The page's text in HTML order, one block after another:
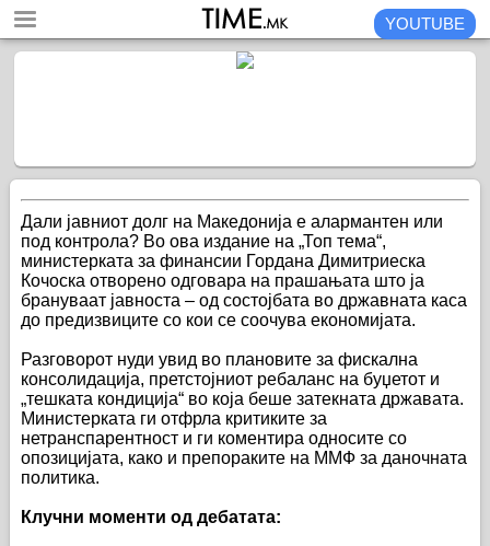
YOUTUBE
Дали јавниот долг на Македонија е алармантен или
под контрола? Во ова издание на „Топ тема“,
министерката за финансии Гордана Димитриеска
Кочоска отворено одговара на прашањата што ја
брануваат јавноста – од состојбата во државната каса
до предизвиците со кои се соочува економијата.
Разговорот нуди увид во плановите за фискална
консолидација, претстојниот ребаланс на буџетот и
„тешката кондиција“ во која беше затекната државата.
Министерката ги отфрла критиките за
нетранспарентност и ги коментира односите со
опозицијата, како и препораките на ММФ за даночната
политика.
Клучни моменти од дебатата: